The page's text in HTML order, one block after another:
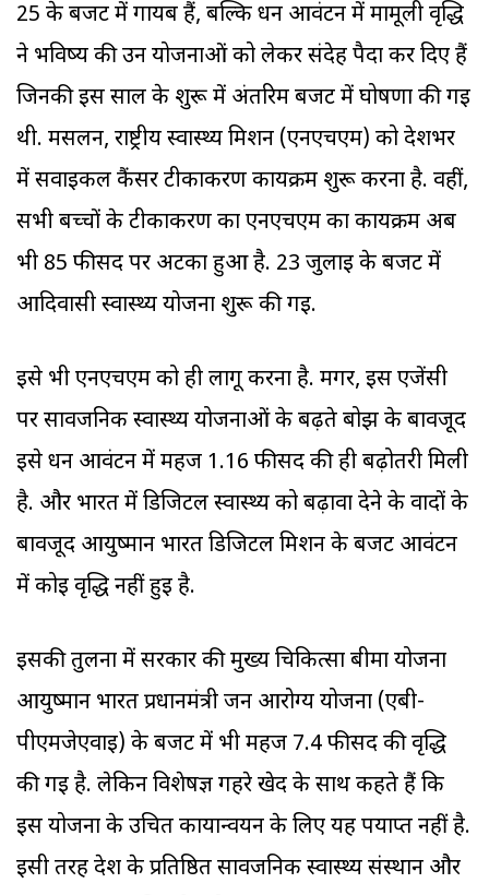
25 के बजट में गायब हैं, बल्कि धन आवंटन में मामूली वृद्धि
ने भविष्य की उन योजनाओं को लेकर संदेह पैदा कर दिए हैं
जिनकी इस साल के शुरू में अंतरिम बजट में घोषणा की गई
थी. मसलन, राष्ट्रीय स्वास्थ्य मिशन (एनएचएम) को देशभर
में सर्वाइकल कैंसर टीकाकरण कार्यक्रम शुरू करना है. वहीं,
सभी बच्चों के टीकाकरण का एनएचएम का कार्यक्रम अब
भी 85 फीसद पर अटका हुआ है. 23 जुलाई के बजट में
आदिवासी स्वास्थ्य योजना शुरू की गई.
इसे भी एनएचएम को ही लागू करना है. मगर, इस एजेंसी
पर सार्वजनिक स्वास्थ्य योजनाओं के बढ़ते बोझ के बावजूद
इसे धन आवंटन में महज 1.16 फीसद की ही बढ़ोतरी मिली
है. और भारत में डिजिटल स्वास्थ्य को बढ़ावा देने के वादों के
बावजूद आयुष्मान भारत डिजिटल मिशन के बजट आवंटन
में कोई वृद्धि नहीं हुई है.
इसकी तुलना में सरकार की मुख्य चिकित्सा बीमा योजना
आयुष्मान भारत प्रधानमंत्री जन आरोग्य योजना (एबी-
पीएमजेएवाइ) के बजट में भी महज 7.4 फीसद की वृद्धि
की गई है. लेकिन विशेषज्ञ गहरे खेद के साथ कहते हैं कि
इस योजना के उचित कार्यान्वयन के लिए यह पर्याप्त नहीं है.
इसी तरह देश के प्रतिष्ठित सार्वजनिक स्वास्थ्य संस्थान और